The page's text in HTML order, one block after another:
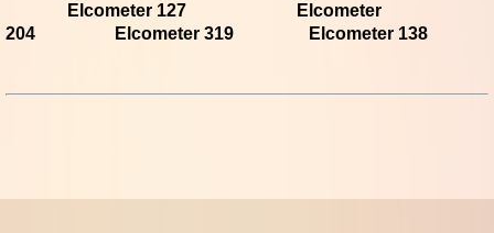
Elcometer 127
Elcometer
204
Elcometer 319 Elcometer 138